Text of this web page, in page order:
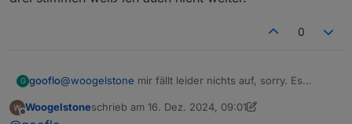
//
            seriennummer:
"HWxxxxxxx",
const logpath = '/opt/iobroker/log/';
const SERIAL_TO_LOG = "XXXXXXXXXXXXX"
Der Growatt ist nur erstmals so drin , bringt noch
0
G gooflo@woogelstone mir fällt leider nichts auf, sorry. Es
klappen, was eigentlich nur daran liegen kann, dass
Offline
Woogelstoneschrieb am 16. Dez. 2024, 09:01
zuletzt editiert von Woogelstone